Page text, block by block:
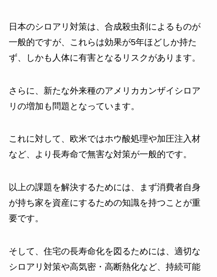
日本のシロアリ対策は、合成殺虫剤によるものが
一般的ですが、これらは効果が5年ほどしか持た
ず、しかも人体に有害となるリスクがあります。
さらに、新たな外来種のアメリカカンザイシロア
リの増加も問題となっています。
これに対して、欧米ではホウ酸処理や加圧注入材
など、より長寿命で無害な対策が一般的です。
以上の課題を解決するためには、まず消費者自身
が持ち家を資産にするための知識を持つことが重
要です。
そして、住宅の長寿命化を図るためには、適切な
シロアリ対策や高気密・高断熱化など、持続可能